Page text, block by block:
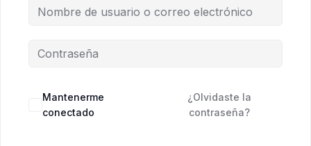
Alternative:
Mantenerme
conectado
¿Olvidaste la
contraseña?